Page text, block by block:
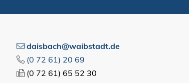
daisbach@waibstadt.de
(0 72 61) 20 69
(0 72 61) 65 52 30